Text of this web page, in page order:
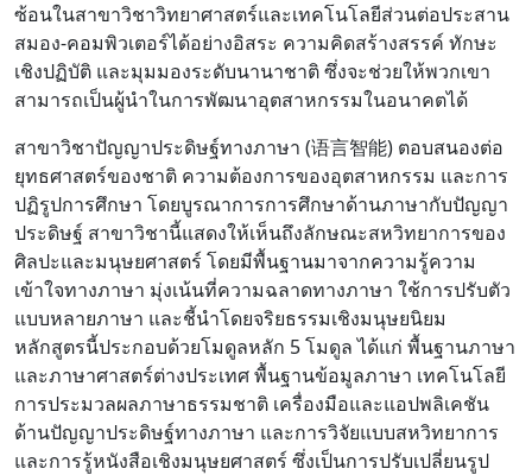
ซ้อนในสาขาวิชาวิทยาศาสตร์และเทคโนโลยีส่วนต่อประสาน
สมอง-คอมพิวเตอร์ได้อย่างอิสระ ความคิดสร้างสรรค์ ทักษะ
เชิงปฏิบัติ และมุมมองระดับนานาชาติ ซึ่งจะช่วยให้พวกเขา
สามารถเป็นผู้นำในการพัฒนาอุตสาหกรรมในอนาคตได้
สาขาวิชาปัญญาประดิษฐ์ทางภาษา (语言智能) ตอบสนองต่อ
ยุทธศาสตร์ของชาติ ความต้องการของอุตสาหกรรม และการ
ปฏิรูปการศึกษา โดยบูรณาการการศึกษาด้านภาษากับปัญญา
ประดิษฐ์ สาขาวิชานี้แสดงให้เห็นถึงลักษณะสหวิทยาการของ
ศิลปะและมนุษยศาสตร์ โดยมีพื้นฐานมาจากความรู้ความ
เข้าใจทางภาษา มุ่งเน้นที่ความฉลาดทางภาษา ใช้การปรับตัว
แบบหลายภาษา และชี้นำโดยจริยธรรมเชิงมนุษยนิยม
หลักสูตรนี้ประกอบด้วยโมดูลหลัก 5 โมดูล ได้แก่ พื้นฐานภาษา
และภาษาศาสตร์ต่างประเทศ พื้นฐานข้อมูลภาษา เทคโนโลยี
การประมวลผลภาษาธรรมชาติ เครื่องมือและแอปพลิเคชัน
ด้านปัญญาประดิษฐ์ทางภาษา และการวิจัยแบบสหวิทยาการ
และการรู้หนังสือเชิงมนุษยศาสตร์ ซึ่งเป็นการปรับเปลี่ยนรูป